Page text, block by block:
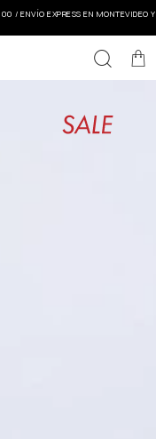
/ ENVÍO EXPRESS EN MONTEVIDEO Y